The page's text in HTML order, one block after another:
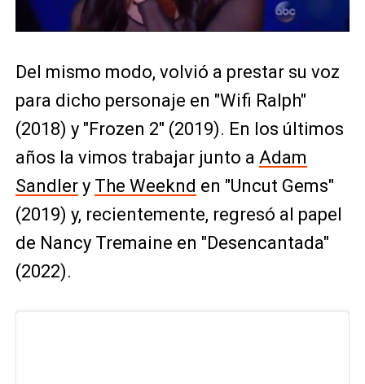
Del mismo modo, volvió a prestar su voz
para dicho personaje en "Wifi Ralph"
(2018) y "Frozen 2" (2019). En los últimos
años la vimos trabajar junto a Adam
Sandlery The Weeknd en "Uncut Gems"
(2019) y, recientemente, regresó al papel
de Nancy Tremaine en "Desencantada"
(2022).